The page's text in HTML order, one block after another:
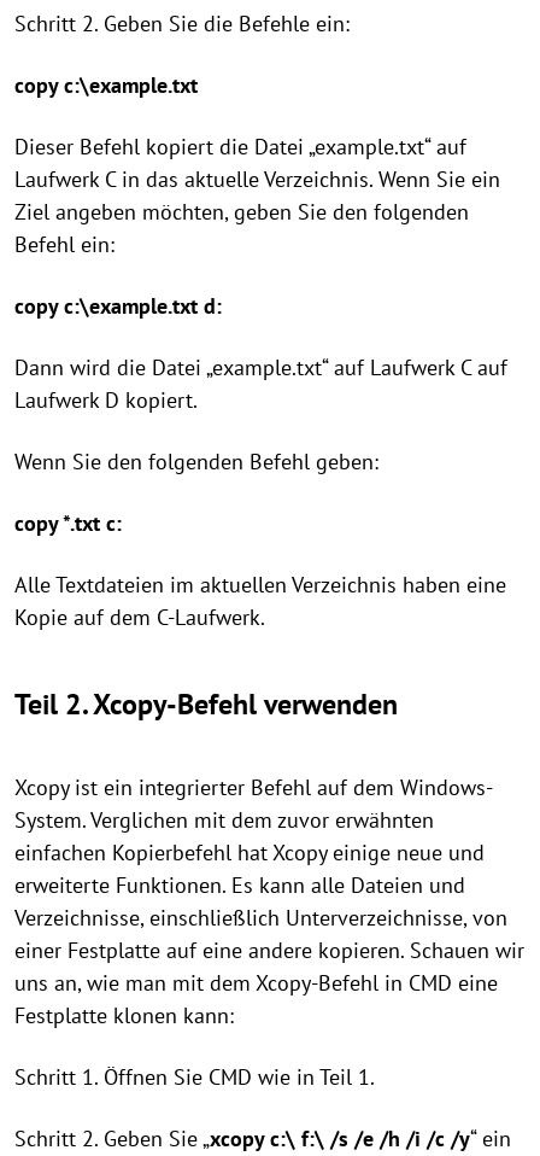
Schritt 2. Geben Sie die Befehle ein:
copy c:\example.txt
Dieser Befehl kopiert die Datei „example.txt“ auf
Laufwerk C in das aktuelle Verzeichnis. Wenn Sie ein
Ziel angeben möchten, geben Sie den folgenden
Befehl ein:
copy c:\example.txt d:
Dann wird die Datei „example.txt“ auf Laufwerk C auf
Laufwerk D kopiert.
Wenn Sie den folgenden Befehl geben:
copy *.txt c:
Alle Textdateien im aktuellen Verzeichnis haben eine
Kopie auf dem C-Laufwerk.
Teil 2. Xcopy-Befehl verwenden
Xcopy ist ein integrierter Befehl auf dem Windows-
System. Verglichen mit dem zuvor erwähnten
einfachen Kopierbefehl hat Xcopy einige neue und
erweiterte Funktionen. Es kann alle Dateien und
Verzeichnisse, einschließlich Unterverzeichnisse, von
einer Festplatte auf eine andere kopieren. Schauen wir
uns an, wie man mit dem Xcopy-Befehl in CMD eine
Festplatte klonen kann:
Schritt 1. Öffnen Sie CMD wie in Teil 1.
Schritt 2. Geben Sie „xcopy c:\ f:\ /s /e /h /i /c /y“ ein